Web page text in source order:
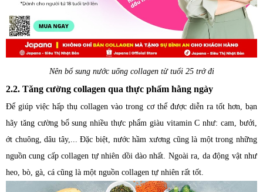
Nên bổ sung nước uống collagen từ tuổi 25 trở đi
2.2. Tăng cường collagen qua thực phẩm hằng ngày
Để giúp việc hấp thụ collagen vào trong cơ thể được diễn ra tốt hơn, bạn
hãy tăng cường bổ sung nhiều thực phẩm giàu vitamin C như: cam, bưởi,
ớt chuông, dâu tây,... Đặc biệt, nước hầm xương cũng là một trong những
nguồn cung cấp collagen tự nhiên dồi dào nhất. Ngoài ra, da động vật như
heo, bò, gà, cá cũng là một nguồn collagen tự nhiên rất tốt.